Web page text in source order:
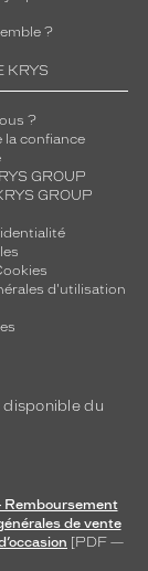
?
KRYS
?
la confiance
GROUP
GROUP
d'utilisation
disponible du
Remboursement
de vente
[PDF —